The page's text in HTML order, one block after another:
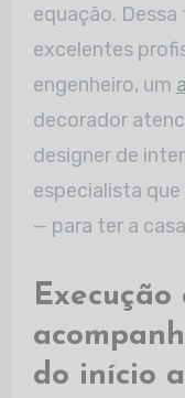
equação.
excelentes
engenheiro, um
decorador
designer de
especialista
— para ter a
Execução
do início